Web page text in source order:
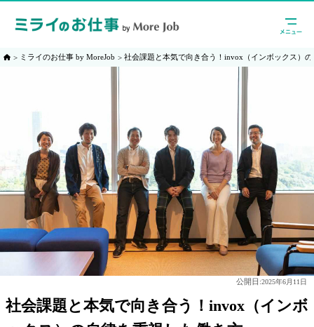
ミライのお仕事 by MoreJob 社会課題と本気で向き合う！invox（インボックス）
公開日:2025年6月11日
社会課題と本気で向き合う！invox（インボ